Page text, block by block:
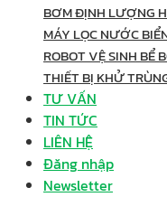
BƠM ĐỊNH LƯỢNG
MÁY LỌC NƯỚC
ROBOT VỆ SINH BỂ
THIẾT BỊ KHỬ
TƯ VẤN
TIN TỨC
LIÊN HỆ
Đăng nhập
Newsletter